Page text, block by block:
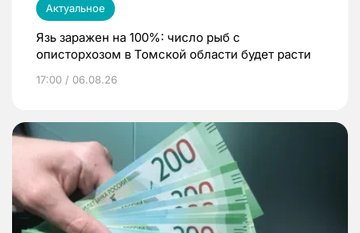
Актуальное
Язь заражен на 100%: число рыб с
описторхозом в Томской области будет расти
17:00 / 06.08.26